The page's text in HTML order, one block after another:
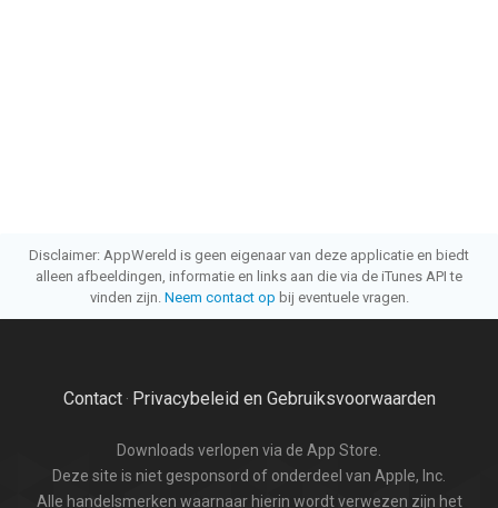
Disclaimer: AppWereld is geen eigenaar van deze applicatie en biedt
alleen afbeeldingen, informatie en links aan die via de iTunes API te
vinden zijn. Neem contact op bij eventuele vragen.
Contact· Privacybeleid en Gebruiksvoorwaarden
Downloads verlopen via de App Store.
Deze site is niet gesponsord of onderdeel van Apple, Inc.
Alle handelsmerken waarnaar hierin wordt verwezen zijn het